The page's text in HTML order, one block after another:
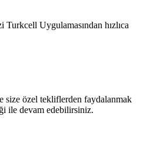
Uygulamasından hızlıca
size özel tekliflerden faydalanmak
ile devam edebilirsiniz.